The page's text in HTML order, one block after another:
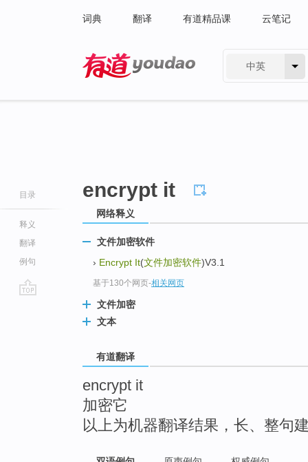
词典 翻译 有道精品课 云笔记
中英
目录
释义
翻译
例句
encrypt it
网络释义
文件加密软件
› Encrypt It(文件加密软件)V3.1
基于130个网页-相关网页
文件加密
文本
有道翻译
encrypt it
加密它
以上为机器翻译结果，长、整句